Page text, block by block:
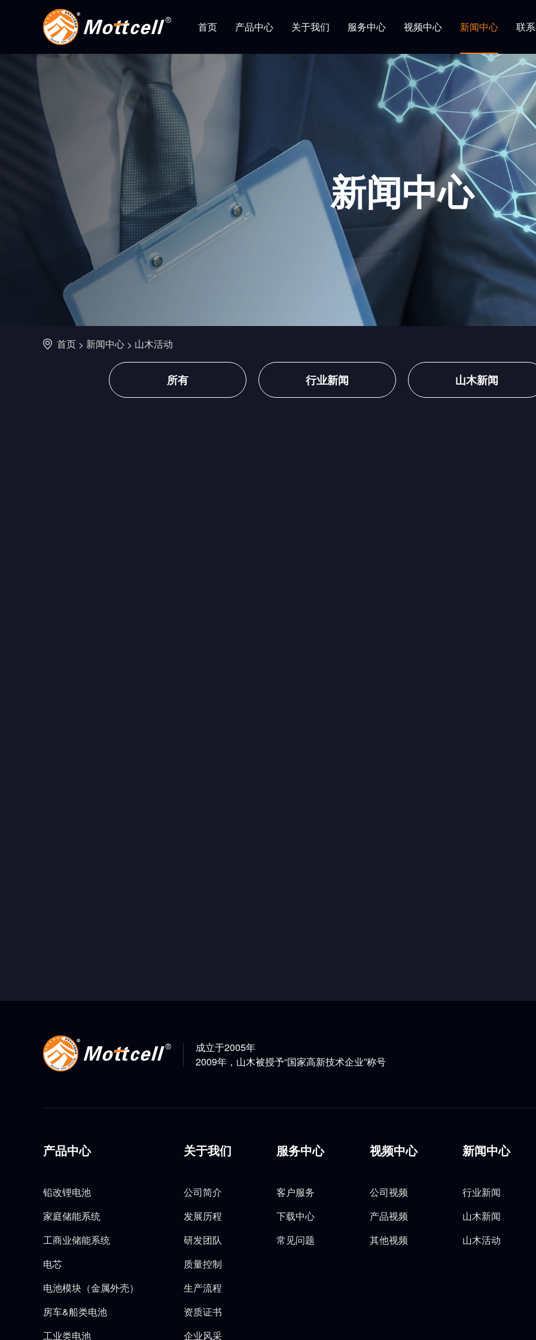
首页 产品中心
储能类型
动力类
启动类
一体化家庭储能
100KWh以下定制储能
工商业储能系
微小型工商业储能
小型工商业储能
中大型工商业储能
关于我们
研发团队
资质证书 企业风采
服务中心
常见问题
视频中心
其他视频
新闻中心
山木活动
联
新闻中心
首页 > 新闻中心 > 山木活动
所有 行业新闻 山木新闻
成立于2005年
2009年，山木被授予“国家高新技术企业”称号
产品中心
铅改锂电池
家庭储能系统
工商业储能系统
电芯
电池模块（金属外壳）
房车&船类电池
工业类电池
关于我们
公司简介
发展历程
研发团队
质量控制
生产流程
资质证书
企业风采
服务中心
客户服务
下载中心
常见问题
视频中心
公司视频
产品视频
其他视频
新闻中心
行业新闻
山木新闻
山木活动